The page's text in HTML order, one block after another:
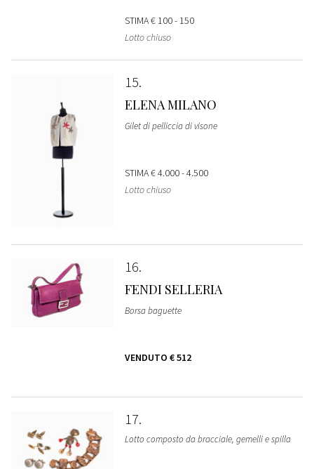
STIMA€ 100 - 150
Lotto chiuso
15
ELENA MILANO
Gilet di pelliccia di visone
STIMA€ 4.000 - 4.500
Lotto chiuso
16
FENDI SELLERIA
Borsa baguette
VENDUTO € 512
17
Lotto composto da bracciale, gemelli e spilla